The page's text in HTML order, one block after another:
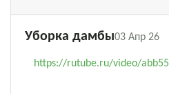
Уборка дамбы03 Апр 26
https://rutube.ru/video/